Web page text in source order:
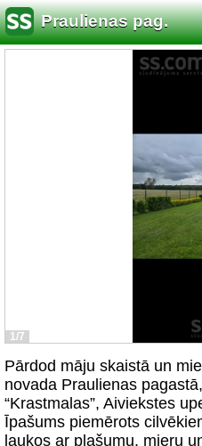
Praulienas pag.
1/7
Pārdod māju skaistā un
novada Praulienas
“Krastmalas”, Aiviekstes
Īpašums piemērots
laukos ar plašumu, mieru